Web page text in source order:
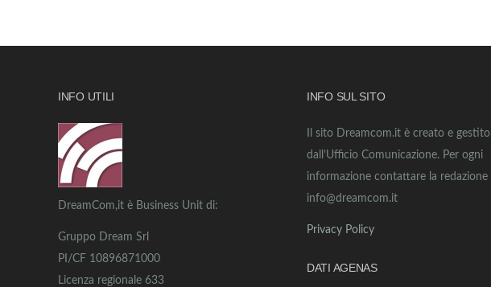
INFO UTILI
DreamCom,it è Business Unit di:
Gruppo Dream Srl
PI/CF 10896871000
Licenza regionale 633
INFO SUL SITO
Il sito Dreamcom.it è creato e gestito
dall’Ufficio Comunicazione. Per ogni
informazione contattare la redazione
info@dreamcom.it
Privacy Policy
DATI AGENAS